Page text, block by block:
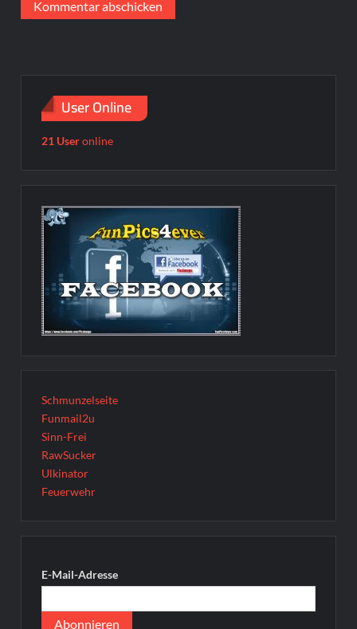
User Online
21 Useronline
Schmunzelseite
Funmail2u
Sinn-Frei
RawSucker
Ulkinator
Feuerwehr
E-Mail-Adresse